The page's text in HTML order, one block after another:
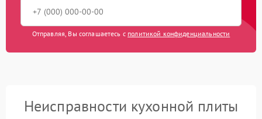
Отправляя, Вы соглашаетесь с политикой конфиденциальности
Неисправности кухонной плиты